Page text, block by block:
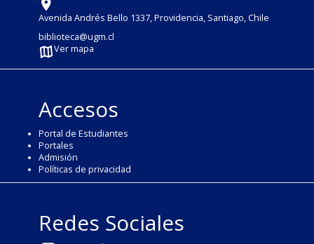
Avenida Andrés Bello 1337, Providencia, Santiago, Chile
biblioteca@ugm.cl
Ver mapa
Accesos
Portal de Estudiantes
Portales
Admisión
Políticas de privacidad
Redes Sociales